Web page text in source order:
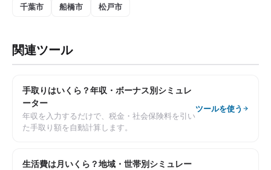
千葉市 船橋市 松戸市
関連ツール
手取りはいくら？年収・ボーナス別シミュレ
ーター
年収を入力するだけで、税金・社会保険料を引い
た手取り額を自動計算します。
ツールを使う
生活費は月いくら？地域・世帯別シミュレー